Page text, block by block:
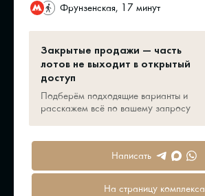
Фрунзенская, 17 минут
Закрытые продажи — часть
лотов не выходит в открытый
доступ
Подберём подходящие варианты и
расскажем всё по вашему запросу
Написать
На страницу комплекса